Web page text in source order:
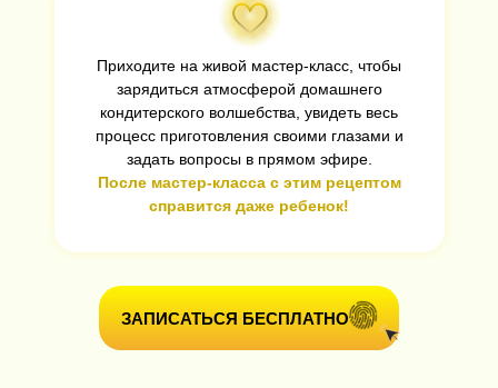
Приходите на живой мастер-класс, чтобы
зарядиться атмосферой домашнего
кондитерского волшебства, увидеть весь
процесс приготовления своими глазами и
задать вопросы в прямом эфире.
После мастер-класса с этим рецептом
справится даже ребенок!
ЗАПИСАТЬСЯ БЕСПЛАТНО